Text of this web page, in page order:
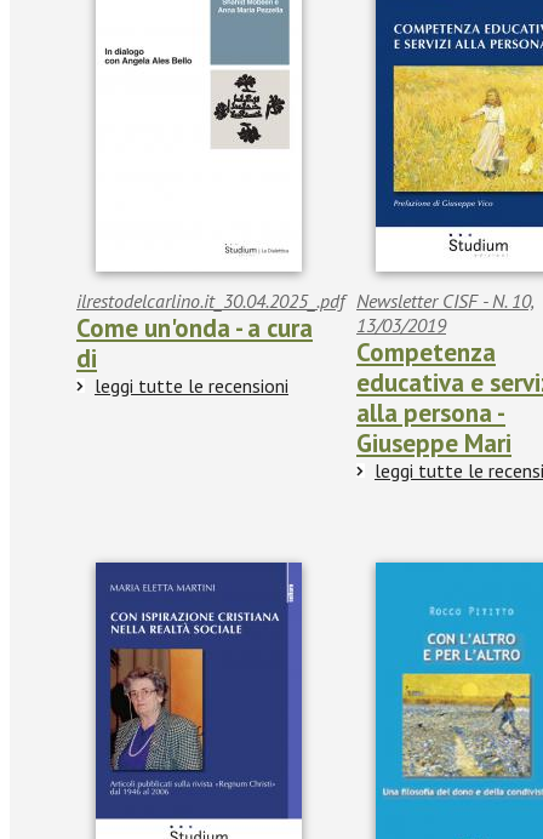
ilrestodelcarlino.it_30.04.2025_.pdf
Come un'onda - a cura
di
leggi tutte le recensioni
Newsletter CISF - N. 10,
13/03/2019
Competenza
educativa e
alla persona -
Giuseppe Mari
leggi tutte le